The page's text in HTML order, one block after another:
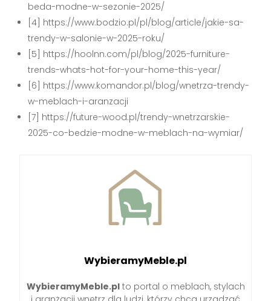
beda-modne-w-sezonie-2025/
[4] https://www.bodzio.pl/pl/blog/article/jakie-sa-
trendy-w-salonie-w-2025-roku/
[5] https://hoolnn.com/pl/blog/2025-furniture-
trends-whats-hot-for-your-home-this-year/
[6] https://www.komandor.pl/blog/wnetrza-trendy-
w-meblach-i-aranzacji
[7] https://future-wood.pl/trendy-wnetrzarskie-
2025-co-bedzie-modne-w-meblach-na-wymiar/
WybieramyMeble.pl
WybieramyMeble.plto portal o meblach, stylach